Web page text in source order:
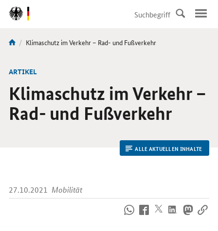
DirektZu:
Navigation
Sie
hier:
Aktuelle
Klimaschutz im Verkehr – Rad- und Fußverkehr
ARTIKEL
Klimaschutz im Verkehr –
Rad- und Fußverkehr
ALLE AKTUELLEN INHALTE
27.10.2021 Mobilität